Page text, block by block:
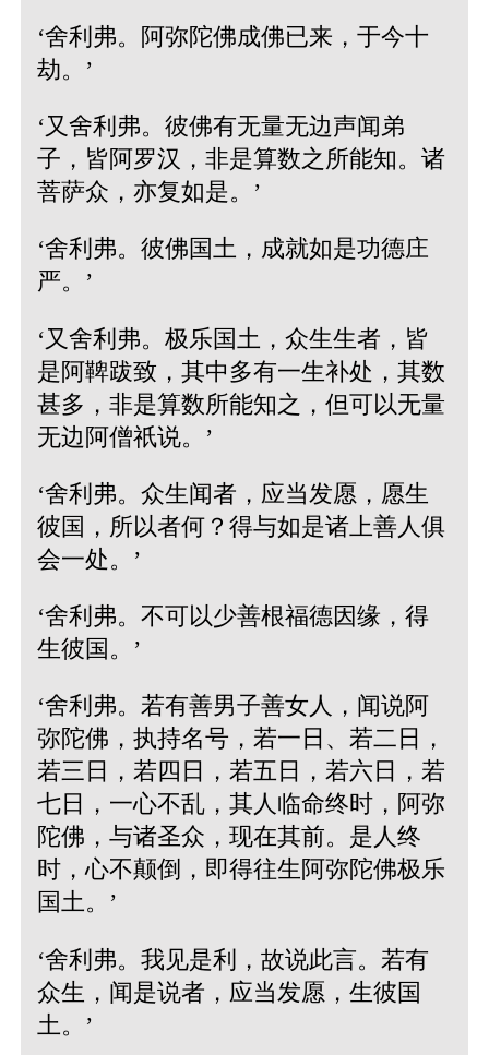
‘舍利弗。阿弥陀佛成佛已来，于今十
劫。’
‘又舍利弗。彼佛有无量无边声闻弟
子，皆阿罗汉，非是算数之所能知。诸
菩萨众，亦复如是。’
‘舍利弗。彼佛国土，成就如是功德庄
严。’
‘又舍利弗。极乐国土，众生生者，皆
是阿鞞跋致，其中多有一生补处，其数
甚多，非是算数所能知之，但可以无量
无边阿僧祇说。’
‘舍利弗。众生闻者，应当发愿，愿生
彼国，所以者何？得与如是诸上善人俱
会一处。’
‘舍利弗。不可以少善根福德因缘，得
生彼国。’
‘舍利弗。若有善男子善女人，闻说阿
弥陀佛，执持名号，若一日、若二日，
若三日，若四日，若五日，若六日，若
七日，一心不乱，其人临命终时，阿弥
陀佛，与诸圣众，现在其前。是人终
时，心不颠倒，即得往生阿弥陀佛极乐
国土。’
‘舍利弗。我见是利，故说此言。若有
众生，闻是说者，应当发愿，生彼国
土。’